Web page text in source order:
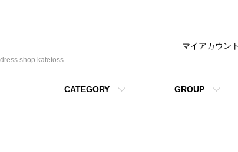
shop katetoss
CATEGORY GROUP
マイアカウント